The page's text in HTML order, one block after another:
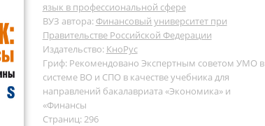
язык в профессиональной сфере
ВУЗ автора: Финансовый университет при
Правительстве Российской Федерации
Издательство: КноРус
Гриф: Рекомендовано Экспертным советом УМО в
системе ВО и СПО в качестве учебника для
направлений бакалавриата «Экономика» и
«Финансы
Страниц: 296